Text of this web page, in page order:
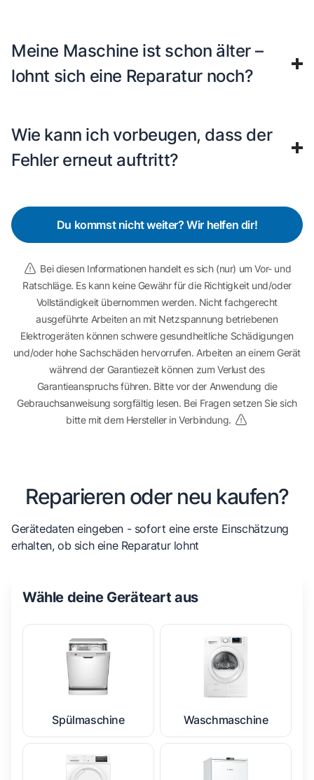
Meine Maschine ist schon älter –
lohnt sich eine Reparatur noch?
Wie kann ich vorbeugen, dass der
Fehler erneut auftritt?
Du kommst nicht weiter? Wir helfen dir!
Bei diesen Informationen handelt es sich (nur) um Vor- und
Ratschläge. Es kann keine Gewähr für die Richtigkeit und/oder
Vollständigkeit übernommen werden. Nicht fachgerecht
ausgeführte Arbeiten an mit Netzspannung betriebenen
Elektrogeräten können schwere gesundheitliche Schädigungen
und/oder hohe Sachschäden hervorrufen. Arbeiten an einem Gerät
während der Garantiezeit können zum Verlust des
Garantieanspruchs führen. Bitte vor der Anwendung die
Gebrauchsanweisung sorgfältig lesen. Bei Fragen setzen Sie sich
bitte mit dem Hersteller in Verbindung.
Reparieren oder neu kaufen?
Gerätedaten eingeben - sofort eine erste Einschätzung
erhalten, ob sich eine Reparatur lohnt
Wähle deine Geräteart aus
Spülmaschine Waschmaschine